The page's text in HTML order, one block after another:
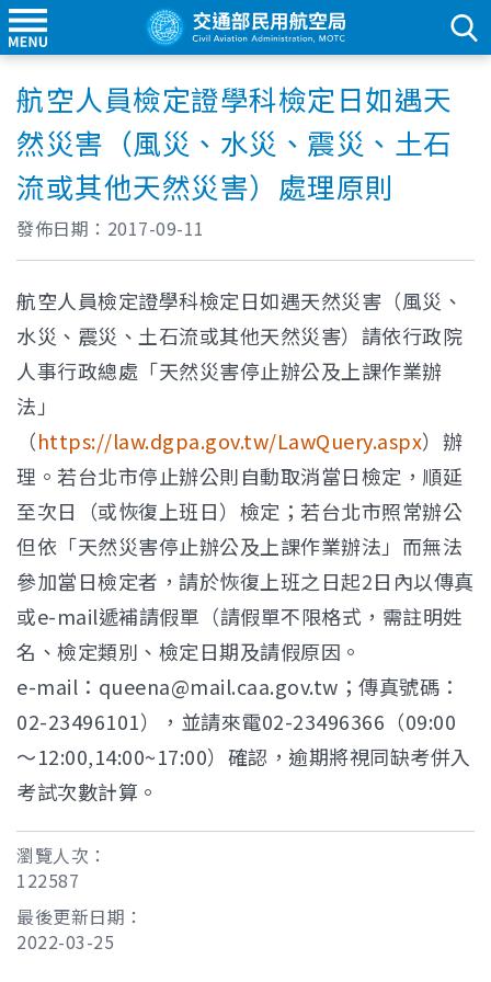
航空人員檢定證學科檢定日如遇天
然災害（風災、水災、震災、土石
流或其他天然災害）處理原則
發佈日期： 2017-09-11
航空人員檢定證學科檢定日如遇天然災害（風災、
水災、震災、土石流或其他天然災害）請依行政院
人事行政總處「天然災害停止辦公及上課作業辦
法」
（https://law.dgpa.gov.tw/LawQuery.aspx）辦
理。若台北市停止辦公則自動取消當日檢定，順延
至次日（或恢復上班日）檢定；若台北市照常辦公
但依「天然災害停止辦公及上課作業辦法」而無法
參加當日檢定者，請於恢復上班之日起2日內以傳真
或e-mail遞補請假單（請假單不限格式，需註明姓
名、檢定類別、檢定日期及請假原因。
e-mail：queena@mail.caa.gov.tw；傳真號碼：
02-23496101），並請來電02-23496366（09:00
～12:00,14:00~17:00）確認，逾期將視同缺考併入
考試次數計算。
瀏覽人次：
122587
最後更新日期：
2022-03-25